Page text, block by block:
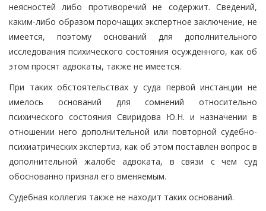
неясностей либо противоречий не содержит. Сведений,
каким-либо образом порочащих экспертное заключение, не
имеется, поэтому оснований для дополнительного
исследования психического состояния осужденного, как об
этом просят адвокаты, также не имеется.
При таких обстоятельствах у суда первой инстанции не
имелось оснований для сомнений относительно
психического состояния Свиридова Ю.Н. и назначении в
отношении него дополнительной или повторной судебно-
психиатрических экспертиз, как об этом поставлен вопрос в
дополнительной жалобе адвоката, в связи с чем суд
обоснованно признал его вменяемым.
Судебная коллегия также не находит таких оснований.